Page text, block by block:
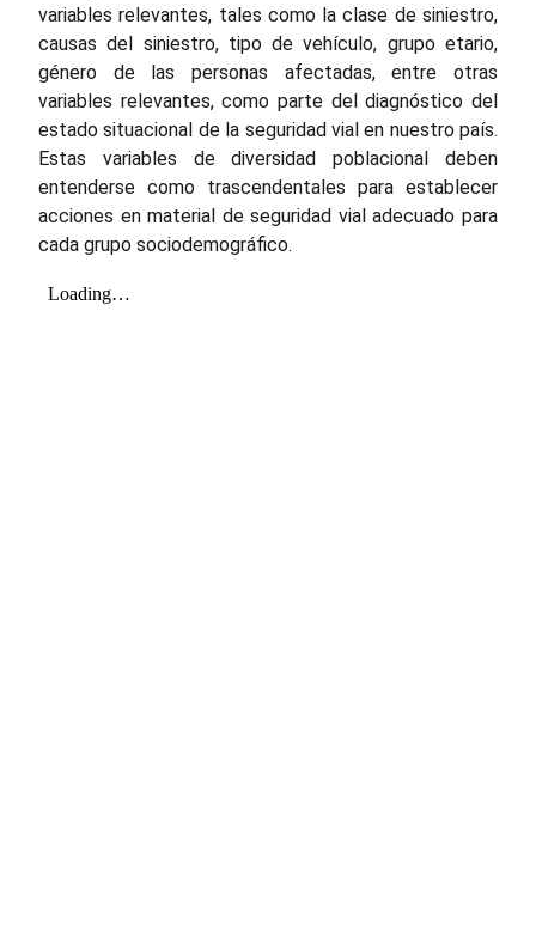
variables relevantes, tales como la clase de siniestro,
causas del siniestro, tipo de vehículo, grupo etario,
género de las personas afectadas, entre otras
variables relevantes, como parte del diagnóstico del
estado situacional de la seguridad vial en nuestro país.
Estas variables de diversidad poblacional deben
entenderse como trascendentales para establecer
acciones en material de seguridad vial adecuado para
cada grupo sociodemográfico.